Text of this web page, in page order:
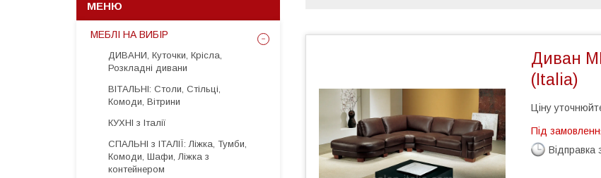
Диван
(Italia)
Ціну
Під
Відправка
МЕБЛІ НА ВИБІР
ДИВАНИ, Куточки, Крісла,
Розкладні дивани
ВІТАЛЬНІ: Столи, Стільці,
Комоди, Вітрини
КУХНІ з Італії
СПАЛЬНІ з ІТАЛІЇ: Ліжка, Тумби,
Комоди, Шафи, Ліжка з
контейнером